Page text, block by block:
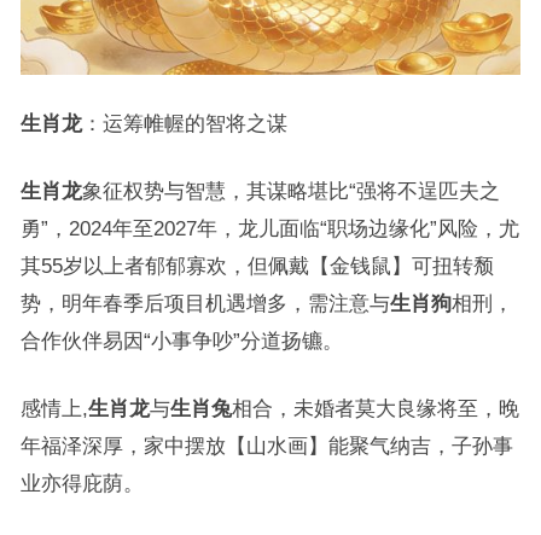
生肖龙：运筹帷幄的智将之谋
生肖龙象征权势与智慧，其谋略堪比“强将不逞匹夫之
勇”，2024年至2027年，龙儿面临“职场边缘化”风险，尤
其55岁以上者郁郁寡欢，但佩戴【金钱鼠】可扭转颓
势，明年春季后项目机遇增多，需注意与生肖狗相刑，
合作伙伴易因“小事争吵”分道扬镳。
感情上, 生肖龙与生肖兔相合，未婚者莫大良缘将至，晚
年福泽深厚，家中摆放【山水画】能聚气纳吉，子孙事
业亦得庇荫。